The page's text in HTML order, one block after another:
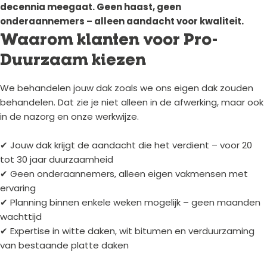
decennia meegaat. Geen haast, geen
onderaannemers – alleen aandacht voor kwaliteit.
Waarom klanten voor Pro-
Duurzaam kiezen
We behandelen jouw dak zoals we ons eigen dak zouden
behandelen. Dat zie je niet alleen in de afwerking, maar ook
in de nazorg en onze werkwijze.
✔ Jouw dak krijgt de aandacht die het verdient – voor 20
tot 30 jaar duurzaamheid
✔ Geen onderaannemers, alleen eigen vakmensen met
ervaring
✔ Planning binnen enkele weken mogelijk – geen maanden
wachttijd
✔ Expertise in witte daken, wit bitumen en verduurzaming
van bestaande platte daken